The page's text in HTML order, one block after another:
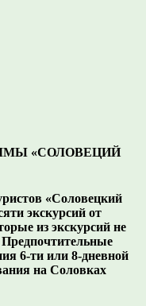
«СОЛОВЕЦИЙ
«Соловецкий
экскурсий от
из экскурсий не
6-ти или 8-дневной
на Соловках